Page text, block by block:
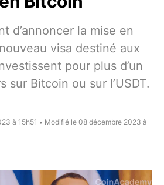
d’annoncer la mise en
visa destiné aux
pour plus d’un
sur Bitcoin ou sur l’USDT.
à 15h51 • Modifié le 08 décembre 2023 à